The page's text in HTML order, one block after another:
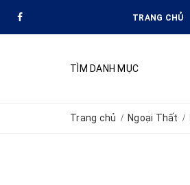
TRANG CHỦ
TÌM DANH MỤC
Trang chủ / Ngoại Thất /